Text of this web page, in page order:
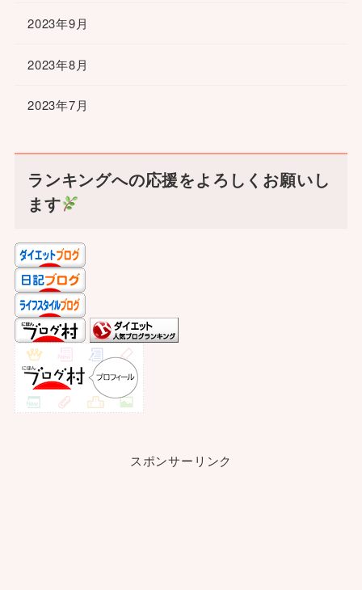
2023年9月
2023年8月
2023年7月
ランキングへの応援をよろしくお願いし
ます
スポンサーリンク